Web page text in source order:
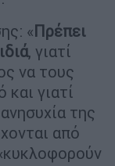
«Πρέπει
, γιατί
να τους
γιατί
της
από